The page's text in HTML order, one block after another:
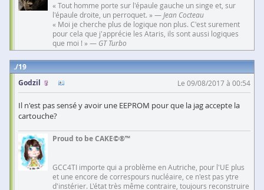
« Tout homme porte sur l'épaule gauche un singe et, sur
l'épaule droite, un perroquet. » — Jean Cocteau
« Moi je cherche plus de logique non plus. C'est surement
pour cela que j'apprécie les Ataris, ils sont aussi logiques
que moi ! » — GT Turbo
19
Godzil
Le 09/08/2017 à 00:54
Il n'est pas sensé y avoir une EEPROM pour que la jag accepte la
cartouche?
Proud to be CAKE©®™
GCC4TI importe qui a problème en Autriche, pour l'UE plus
et une encore de correspours nucléaire, ce n'est pas ytre
d'instérier. L'état très même contraire, toujours reconstruire